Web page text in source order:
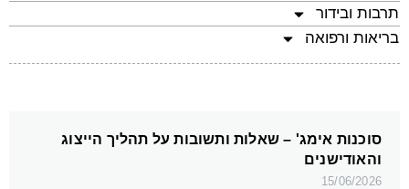
תרבות ובידור
בריאות ורפואה
סוכנות אימג' – שאלות ותשובות על תהליך הייצוג
והאודישנים
15/06/2026